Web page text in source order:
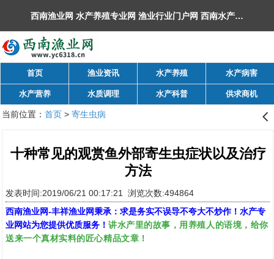
西南渔业网 水产养殖专业网 渔业行业门户网 ​西南水产网 丰祥渔业网 永川水花网，欢迎光临！
首页 渔业资讯 水产养殖 水产病害
水产营养 水质调理 水产科普 供求商机
当前位置： 首页> 寄生虫病 󰊒
十种常见的观赏鱼外部寄生虫症状以及治疗
方法
发表时间:2019/06/21 00:17:21 浏览次数:494864
西南渔业网-丰祥渔业网秉承：求是务实不误导不夸大不炒作！水产专
业网站为您提供优质服务！ 讲水产里的故事，用养殖人的语境，给你
送来一个真材实料的匠心精品文章！